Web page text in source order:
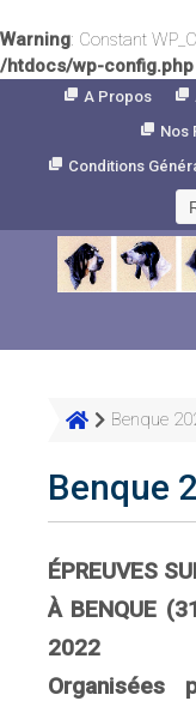
Warning: Constant
/htdocs/wp-config.php
A Propos
Nos
Conditions
Benque
Benque
ÉPREUVES
À BENQUE
2022
Organisées